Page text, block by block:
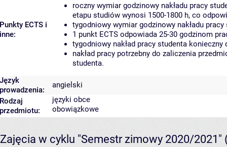
Punkty ECTS i
inne:
roczny wymiar godzinowy nakładu pracy
etapu studiów wynosi 1500-1800 h, co
tygodniowy wymiar godzinowy nakładu
1 punkt ECTS odpowiada 25-30 godzinom
tygodniowy nakład pracy studenta
nakład pracy potrzebny do zaliczenia
studenta.
Język
prowadzenia:
angielski
Rodzaj
przedmiotu:
języki obce
obowiązkowe
Zajęcia w cyklu "Semestr zimowy 2020/2021"